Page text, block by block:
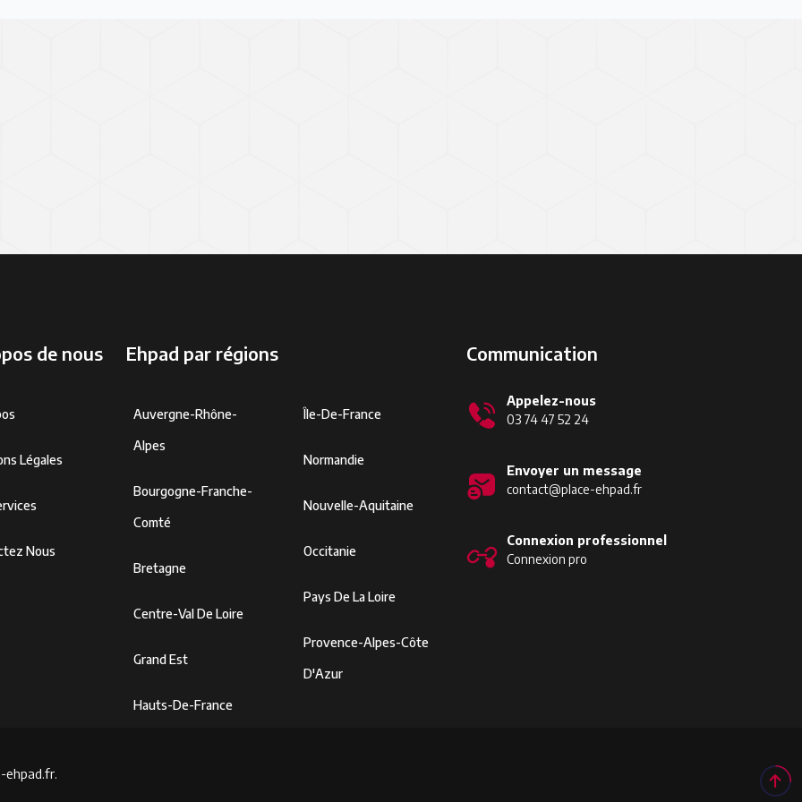
de nous
Légales
Nous
Ehpad par régions
Auvergne-Rhône-
Alpes
Bourgogne-Franche-
Comté
Bretagne
Centre-Val De Loire
Grand Est
Hauts-De-France
Île-De-France
Normandie
Nouvelle-Aquitaine
Occitanie
Pays De La Loire
Provence-Alpes-Côte
D'Azur
Communication
Appelez-nous
03 74 47 52 24
Envoyer un message
contact@place-ehpad.fr
Connexion professionnel
Connexion pro